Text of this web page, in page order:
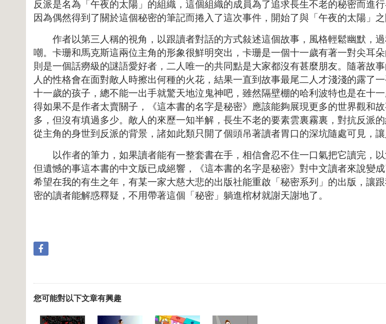
反派是名為「午夜的太陽」的組織，這個組織的成員為了追求長生不老的秘密而進
因為偶然得到了關於這個秘密的筆記而捲入了這次事件，開始了與「午夜的太陽」之
作者以第三人稱的視角，以跟讀者對話的方式敍述這個故事，風格輕鬆幽默，過
嘲。卡珊和馬克斯這兩位主角的形象很鮮明突出，卡珊是一個十一歲有著一對尖耳
則是一個話癆級的謎語愛好者，二人唯一的共同點是大家都沒有甚麼朋友。隨著故
人的性格會在面對敵人時擦出何種的火花，結果一直到故事最尾二人才淺淺的露了
十一歲的孩子，總不能一出手就驚天地泣鬼神吧，雖然隔壁棚的哈利波特也是在十
得如果不是作者太賣關子，《這本書的名字是秘密》應該能夠展現更多的世界觀和
多，但沒有填過多少。敵人的來歷一知半解，長生不老的要素雲裏霧裏，對抗反派
從主角的身世到反派的背景，諸如此類只開了個頭吊著讀者胃口的深坑隨處可見，讓
以作者的筆力，如果讀者能有一整套書在手，相信會忍不住一口氣把它讀完，以
但遺憾的事這本書的中文版已成絕響，《這本書的名字是秘密》對中文讀者來說變成
希望在我的有生之年，有某一家大慈大悲的出版社能重啟「秘密系列」的出版，讓
密的讀者能解惑釋疑，不用帶著這個「秘密」躺進棺材就謝天謝地了。
您可能對以下文章有興趣